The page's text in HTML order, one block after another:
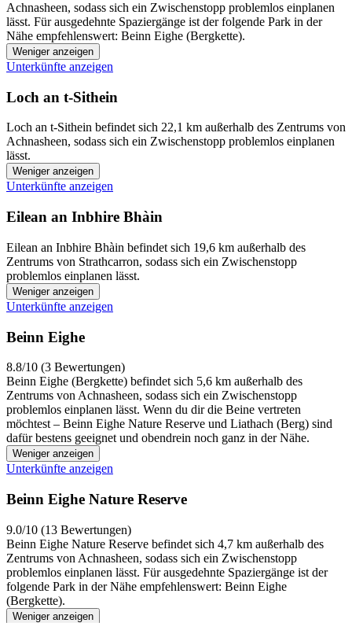
Achnasheen, sodass sich ein Zwischenstopp problemlos einplanen
lässt. Für ausgedehnte Spaziergänge ist der folgende Park in der
Nähe empfehlenswert: Beinn Eighe (Bergkette).
Weniger anzeigen
Unterkünfte anzeigen
Loch an t-Sithein
Loch an t-Sithein befindet sich 22,1 km außerhalb des Zentrums von
Achnasheen, sodass sich ein Zwischenstopp problemlos einplanen
lässt.
Weniger anzeigen
Unterkünfte anzeigen
Eilean an Inbhire Bhàin
Eilean an Inbhire Bhàin befindet sich 19,6 km außerhalb des
Zentrums von Strathcarron, sodass sich ein Zwischenstopp
problemlos einplanen lässt.
Weniger anzeigen
Unterkünfte anzeigen
Beinn Eighe
8.8/10 (3 Bewertungen)
Beinn Eighe (Bergkette) befindet sich 5,6 km außerhalb des
Zentrums von Achnasheen, sodass sich ein Zwischenstopp
problemlos einplanen lässt. Wenn du dir die Beine vertreten
möchtest – Beinn Eighe Nature Reserve und Liathach (Berg) sind
dafür bestens geeignet und obendrein noch ganz in der Nähe.
Weniger anzeigen
Unterkünfte anzeigen
Beinn Eighe Nature Reserve
9.0/10 (13 Bewertungen)
Beinn Eighe Nature Reserve befindet sich 4,7 km außerhalb des
Zentrums von Achnasheen, sodass sich ein Zwischenstopp
problemlos einplanen lässt. Für ausgedehnte Spaziergänge ist der
folgende Park in der Nähe empfehlenswert: Beinn Eighe
(Bergkette).
Weniger anzeigen